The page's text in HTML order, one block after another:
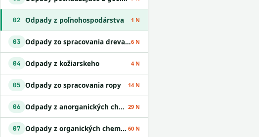
02 Odpady z poľnohospodárstva 1 N
03 Odpady zo spracovania dreva a z výroby papiera6 N
04 Odpady z kožiarskeho 4 N
05 Odpady zo spracovania ropy 14 N
06 Odpady z anorganických chemických procesov 29 N
07 Odpady z organických chemických procesov 60 N